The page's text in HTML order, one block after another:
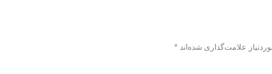
علامت‌گذاری شده‌اند *